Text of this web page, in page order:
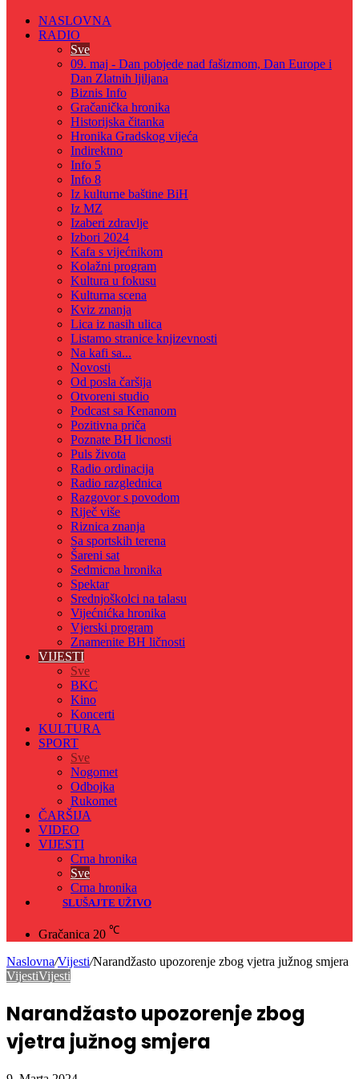
NASLOVNA
RADIO
Sve
09. maj - Dan pobjede nad fašizmom, Dan Europe i
Dan Zlatnih ljiljana
Biznis Info
Gračanička hronika
Historijska čitanka
Hronika Gradskog vijeća
Indirektno
Info 5
Info 8
Iz kulturne baštine BiH
Iz MZ
Izaberi zdravlje
Izbori 2024
Kafa s vijećnikom
Kolažni program
Kultura u fokusu
Kulturna scena
Kviz znanja
Lica iz nasih ulica
Listamo stranice knjizevnosti
Na kafi sa...
Novosti
Od posla čaršija
Otvoreni studio
Podcast sa Kenanom
Pozitivna priča
Poznate BH licnosti
Puls života
Radio ordinacija
Radio razglednica
Razgovor s povodom
Riječ više
Riznica znanja
Sa sportskih terena
Šareni sat
Sedmicna hronika
Spektar
Srednjoškolci na talasu
Vijećnićka hronika
Vjerski program
Znamenite BH ličnosti
VIJESTI
Sve
BKC
Kino
Koncerti
KULTURA
SPORT
Sve
Nogomet
Odbojka
Rukomet
ČARŠIJA
VIDEO
VIJESTI
Crna hronika
Sve
Crna hronika
SLUŠAJTE UŽIVO
Gračanica 20 ℃
Naslovna/Vijesti/Narandžasto upozorenje zbog vjetra južnog smjera
VijestiVijesti
Narandžasto upozorenje zbog
vjetra južnog smjera